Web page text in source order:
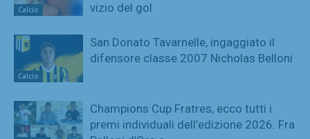
Calcio
vizio del gol
Calcio
San Donato Tavarnelle, ingaggiato il
difensore classe 2007 Nicholas Belloni
Champions Cup Fratres, ecco tutti i
premi individuali dell’edizione 2026. Fra